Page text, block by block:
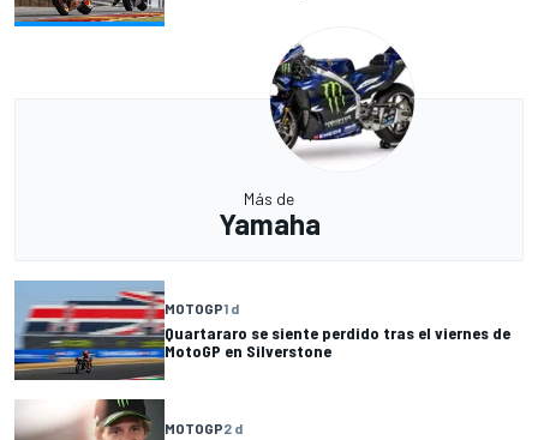
Más de
Yamaha
MOTOGP1 d
Quartararo se siente perdido tras el viernes de
MotoGP en Silverstone
MOTOGP2 d